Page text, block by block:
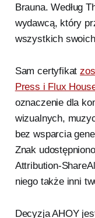
Brauna. Według
wydawcą, który
wszystkich
Sam certyfikat
Press i Flux
oznaczenie dla
wizualnych,
bez wsparcia
Znak
Attribution-
niego także inni
Decyzja AHOY